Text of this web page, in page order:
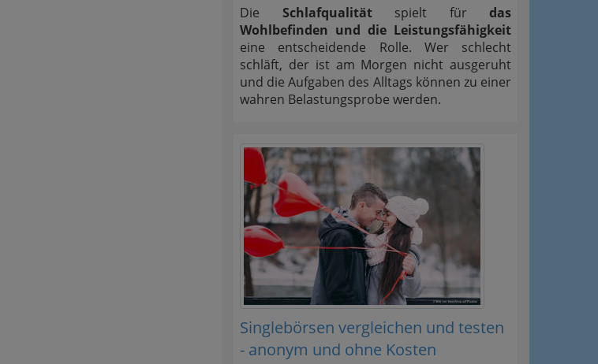
Die Schlafqualitätspielt für das
Wohlbefinden und die Leistungsfähigkeit
eine entscheidende Rolle. Wer schlecht
schläft, der ist am Morgen nicht ausgeruht
und die Aufgaben des Alltags können zu einer
wahren Belastungsprobe werden.
Singlebörsen vergleichen und testen
- anonym und ohne Kosten